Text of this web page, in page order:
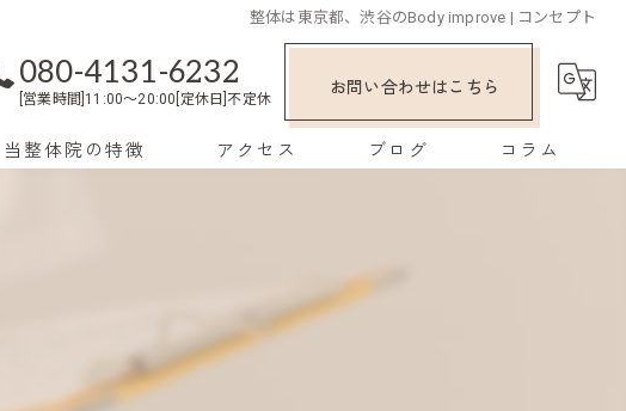
整体は東京都、渋谷のBody improve | コンセプト
080-4131-6232
[営業時間]11:00～20:00[定休日]不定休
お問い合わせはこちら
当整体院の特徴 アクセス ブログ コラム